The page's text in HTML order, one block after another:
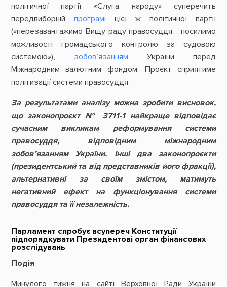
політичної партії «Слуга народу» суперечить
передвиборній програмі цієї ж політичної партії
(«перезавантажимо Вищу раду правосуддя… посилимо
можливості громадського контролю за судовою
системою»), зобов’язанням України перед
Міжнародним валютним фондом. Проєкт сприятиме
політизації системи правосуддя.
За результатами аналізу можна зробити висновок,
що законопроєкт № 3711-1 найкраще відповідає
сучасним викликам реформування системи
правосуддя, відповідним міжнародним
зобов’язанням України. Інші два законопроєкти
(президентський та від представників його фракції),
альтернативні за своїм змістом, матимуть
негативний ефект на функціонування системи
правосуддя та її незалежність.
Парламент спробує всупереч Конституції
підпорядкувати Президентові орган фінансових
розслідувань
Подія
Минулого тижня на сайті Верховної Ради України